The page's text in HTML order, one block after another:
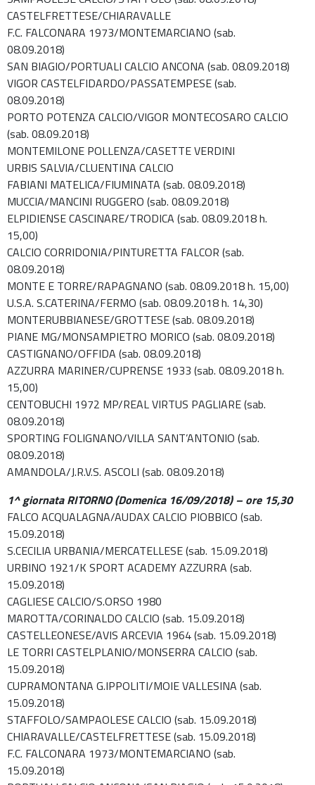
CASTELFRETTESE/CHIARAVALLE
F.C. FALCONARA 1973/MONTEMARCIANO (sab.
08.09.2018)
SAN BIAGIO/PORTUALI CALCIO ANCONA (sab. 08.09.2018)
VIGOR CASTELFIDARDO/PASSATEMPESE (sab.
08.09.2018)
PORTO POTENZA CALCIO/VIGOR MONTECOSARO CALCIO
(sab. 08.09.2018)
MONTEMILONE POLLENZA/CASETTE VERDINI
URBIS SALVIA/CLUENTINA CALCIO
FABIANI MATELICA/FIUMINATA (sab. 08.09.2018)
MUCCIA/MANCINI RUGGERO (sab. 08.09.2018)
ELPIDIENSE CASCINARE/TRODICA (sab. 08.09.2018 h.
15,00)
CALCIO CORRIDONIA/PINTURETTA FALCOR (sab.
08.09.2018)
MONTE E TORRE/RAPAGNANO (sab. 08.09.2018 h. 15,00)
U.S.A. S.CATERINA/FERMO (sab. 08.09.2018 h. 14,30)
MONTERUBBIANESE/GROTTESE (sab. 08.09.2018)
PIANE MG/MONSAMPIETRO MORICO (sab. 08.09.2018)
CASTIGNANO/OFFIDA (sab. 08.09.2018)
AZZURRA MARINER/CUPRENSE 1933 (sab. 08.09.2018 h.
15,00)
CENTOBUCHI 1972 MP/REAL VIRTUS PAGLIARE (sab.
08.09.2018)
SPORTING FOLIGNANO/VILLA SANT’ANTONIO (sab.
08.09.2018)
AMANDOLA/J.R.V.S. ASCOLI (sab. 08.09.2018)
1^ giornata RITORNO (Domenica 16/09/2018) – ore 15,30
FALCO ACQUALAGNA/AUDAX CALCIO PIOBBICO (sab.
15.09.2018)
S.CECILIA URBANIA/MERCATELLESE (sab. 15.09.2018)
URBINO 1921/K SPORT ACADEMY AZZURRA (sab.
15.09.2018)
CAGLIESE CALCIO/S.ORSO 1980
MAROTTA/CORINALDO CALCIO (sab. 15.09.2018)
CASTELLEONESE/AVIS ARCEVIA 1964 (sab. 15.09.2018)
LE TORRI CASTELPLANIO/MONSERRA CALCIO (sab.
15.09.2018)
CUPRAMONTANA G.IPPOLITI/MOIE VALLESINA (sab.
15.09.2018)
STAFFOLO/SAMPAOLESE CALCIO (sab. 15.09.2018)
CHIARAVALLE/CASTELFRETTESE (sab. 15.09.2018)
F.C. FALCONARA 1973/MONTEMARCIANO (sab.
15.09.2018)